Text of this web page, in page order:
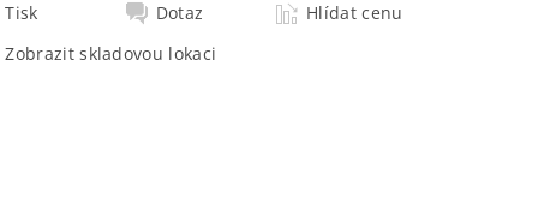
Tisk
Dotaz
Hlídat cenu
Zobrazit skladovou lokaci